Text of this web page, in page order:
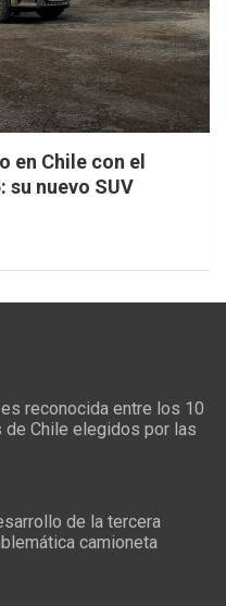
en Chile con el
su nuevo SUV
reconocida entre los 10
Chile elegidos por las
de la tercera
camioneta